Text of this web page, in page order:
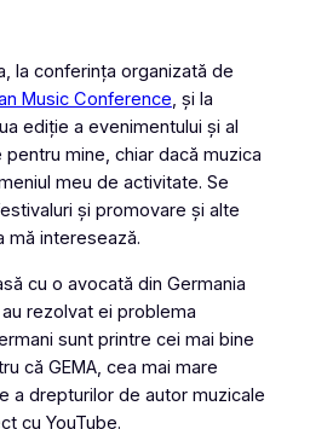
la conferința organizată de
Music Conference, și la
ediție a evenimentului și al
mine, chiar dacă muzica
meu de activitate. Se
și promovare și alte
mă interesează.
cu o avocată din Germania
rezolvat ei problema
sunt printre cei mai bine
că GEMA, cea mai mare
a drepturilor de autor muzicale
cu YouTube.